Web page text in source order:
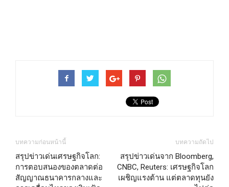
บทความก่อนหน้านี้
สรุปข่าวเด่นเศรษฐกิจโลก:
การตอบสนองของตลาดต่อ
สัญญาณธนาคารกลางและ
บทความถัดไป
สรุปข่าวเด่นจาก Bloomberg,
CNBC, Reuters: เศรษฐกิจโลก
เผชิญแรงต้าน แต่ตลาดทุนยัง